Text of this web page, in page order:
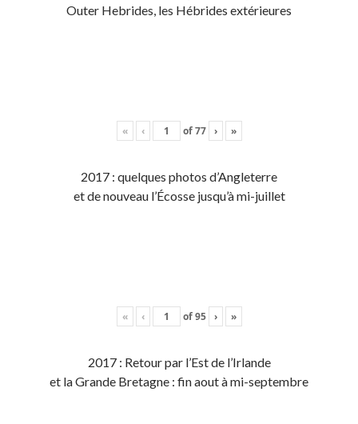
Outer Hebrides, les Hébrides extérieures
« ‹ of77 › »
2017 : quelques photos d’Angleterre
et de nouveau l’Écosse jusqu’à mi-juillet
« ‹ of95 › »
2017 : Retour par l’Est de l’Irlande
et la Grande Bretagne : fin aout à mi-septembre